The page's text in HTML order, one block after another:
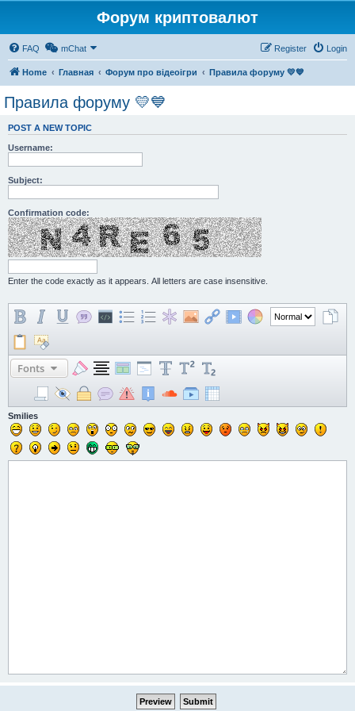
Форум криптовалют
FAQ mChat Login
Register
Home Главная Форум про відеоігри Правила форуму 💛💙
Правила форуму 💛💙
POST A NEW TOPIC
Username:
Subject:
Confirmation code:
Enter the code exactly as it appears. All letters are case insensitive.
Fonts
Smilies